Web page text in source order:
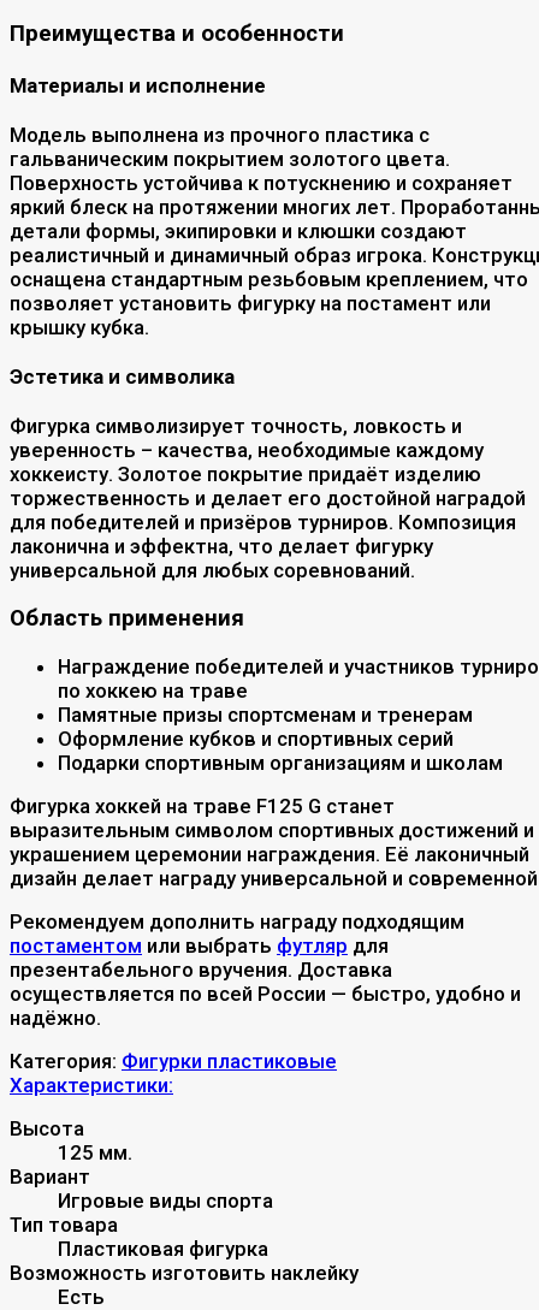
Преимущества и особенности
Материалы и исполнение
Модель выполнена из прочного пластика с
гальваническим покрытием золотого цвета.
Поверхность устойчива к потускнению и сохраняет
яркий блеск на протяжении многих лет.
детали формы, экипировки и клюшки создают
реалистичный и динамичный образ игрока.
оснащена стандартным резьбовым креплением, что
позволяет установить фигурку на постамент или
крышку кубка.
Эстетика и символика
Фигурка символизирует точность, ловкость и
уверенность – качества, необходимые каждому
хоккеисту. Золотое покрытие придаёт изделию
торжественность и делает его достойной наградой
для победителей и призёров турниров. Композиция
лаконична и эффектна, что делает фигурку
универсальной для любых соревнований.
Область применения
Награждение победителей и участников
по хоккею на траве
Памятные призы спортсменам и тренерам
Оформление кубков и спортивных серий
Подарки спортивным организациям и школам
Фигурка хоккей на траве F125 G станет
выразительным символом спортивных достижений и
украшением церемонии награждения. Её лаконичный
дизайн делает награду универсальной и
Рекомендуем дополнить награду подходящим
постаментом или выбрать футляр для
презентабельного вручения. Доставка
осуществляется по всей России — быстро, удобно и
надёжно.
Категория: Фигурки пластиковые
Характеристики:
Высота
125 мм.
Вариант
Игровые виды спорта
Тип товара
Пластиковая фигурка
Возможность изготовить наклейку
Есть